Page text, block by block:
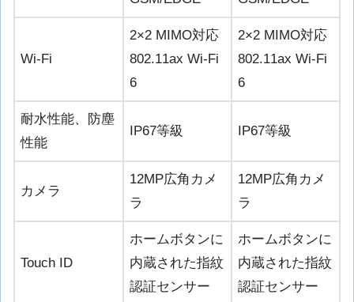
Wi-Fi
2×2 MIMO対応
802.11ax Wi‑Fi
6
2×2 MIMO対応
802.11ax Wi‑Fi
6
耐水性能、防塵
性能
IP67等級 IP67等級
カメラ
12MP広角カメ
ラ
12MP広角カメ
ラ
Touch ID
ホームボタンに
内蔵された指紋
認証センサー
ホームボタンに
内蔵された指紋
認証センサー